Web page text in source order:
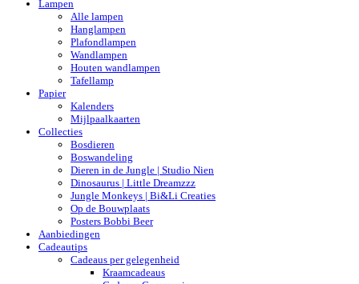
Lampen
Alle lampen
Hanglampen
Plafondlampen
Wandlampen
Houten wandlampen
Tafellamp
Papier
Kalenders
Mijlpaalkaarten
Collecties
Bosdieren
Boswandeling
Dieren in de Jungle | Studio Nien
Dinosaurus | Little Dreamzzz
Jungle Monkeys | Bi&Li Creaties
Op de Bouwplaats
Posters Bobbi Beer
Aanbiedingen
Cadeautips
Cadeaus per gelegenheid
Kraamcadeaus